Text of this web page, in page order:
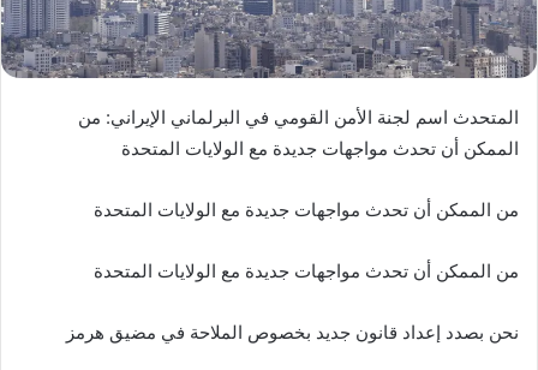
المتحدث اسم لجنة الأمن القومي في البرلماني الإيراني: من
الممكن أن تحدث مواجهات جديدة مع الولايات المتحدة
من الممكن أن تحدث مواجهات جديدة مع الولايات المتحدة
من الممكن أن تحدث مواجهات جديدة مع الولايات المتحدة
نحن بصدد إعداد قانون جديد بخصوص الملاحة في مضيق هرمز